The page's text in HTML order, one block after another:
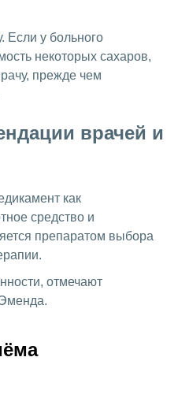
Если у больного
некоторых сахаров,
прежде чем
врачей и
как
средство и
препаратом выбора
отмечают